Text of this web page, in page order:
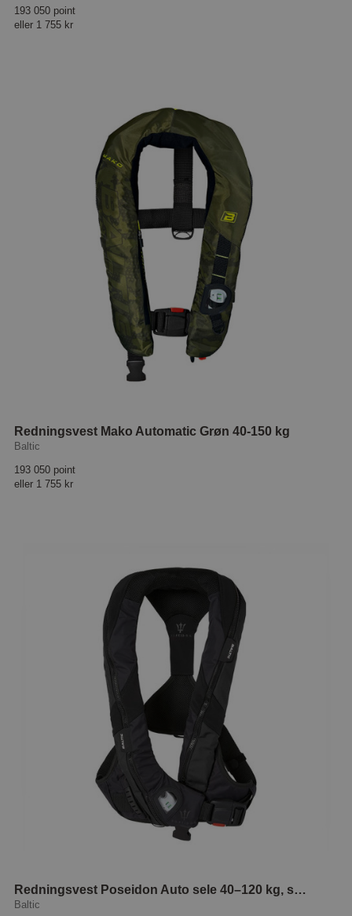
193 050 point
eller 1 755 kr
Redningsvest Mako Automatic Grøn 40-150 kg
Baltic
193 050 point
eller 1 755 kr
Redningsvest Poseidon Auto sele 40–120 kg, sort
Baltic